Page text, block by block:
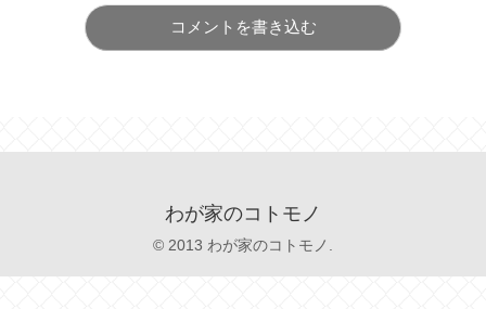
コメントを書き込む
わが家のコトモノ
© 2013 わが家のコトモノ.